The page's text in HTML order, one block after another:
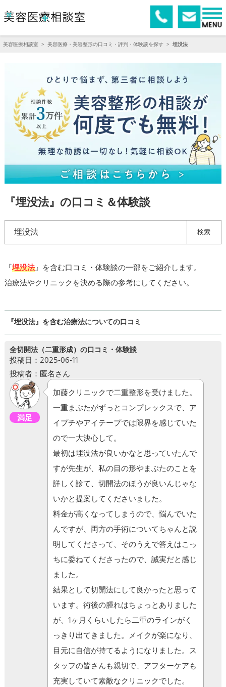
美容医療相談室 > 美容医療・美容整形の口コミ・評判・体験談を探す > 埋没法
『埋没法』の口コミ＆体験談
検索
『埋没法』を含む口コミ・体験談の一部をご紹介します。
治療法やクリニックを決める際の参考にしてください。
『埋没法』を含む治療法についての口コミ
全切開法（二重形成）の口コミ・体験談
投稿日：2025-06-11
投稿者：匿名さん
満足
加藤クリニックで二重整形を受けました。
一重まぶたがずっとコンプレックスで、ア
イプチやアイテープでは限界を感じていた
ので一大決心して。
最初は埋没法が良いかなと思っていたんで
すが先生が、私の目の形やまぶたのことを
詳しく診て、切開法のほうが良いんじゃな
いかと提案してくださいました。
料金が高くなってしまうので、悩んでいた
んですが、両方の手術についてちゃんと説
明してくださって、そのうえで答えはこっ
ちに委ねてくださったので、誠実だと感じ
ました。
結果として切開法にして良かったと思って
います。術後の腫れはちょっとありました
が、1ヶ月くらいしたら二重のラインがく
っきり出てきました。メイクが楽になり、
目元に自信が持てるようになりました。ス
タッフの皆さんも親切で、アフターケアも
充実していて素敵なクリニックでした。